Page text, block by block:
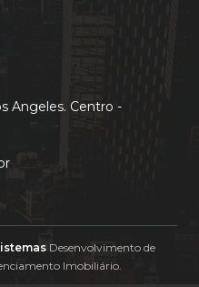
Angeles. Centro -
Desenvolvimento de
Imobiliário.